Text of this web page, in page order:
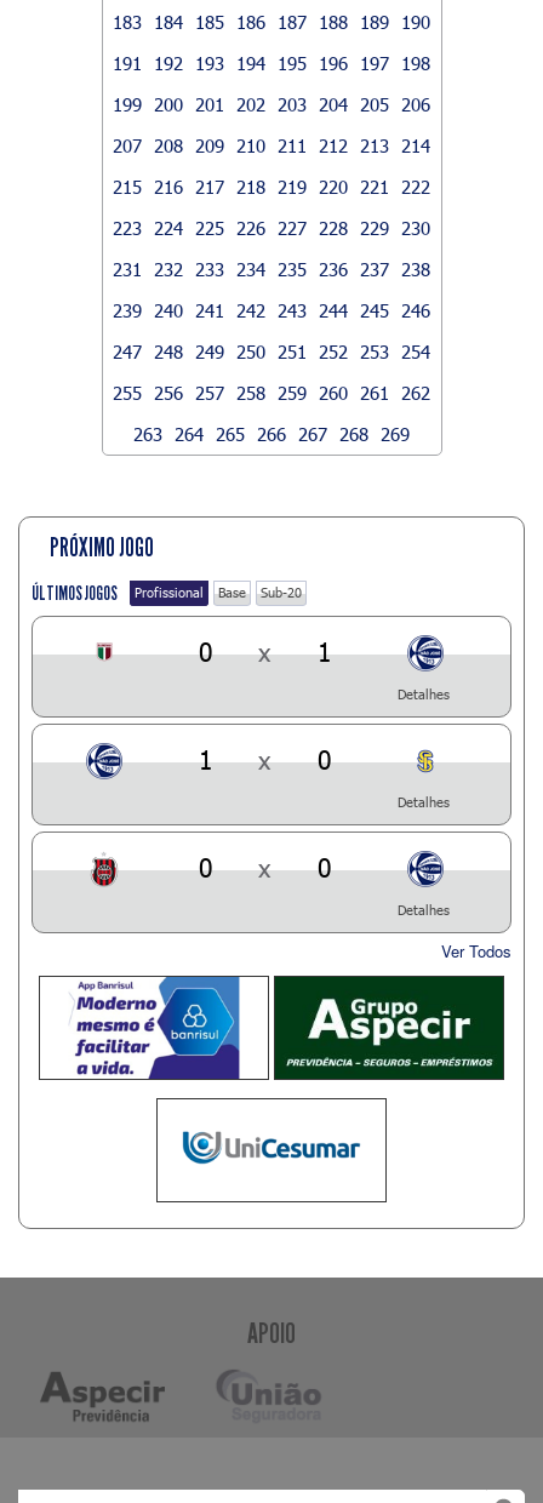
183
184 185 186 187 188 189
190
191
192 193 194 195 196 197
198
199
200 201 202 203 204 205
206
207
208 209 210 211 212 213
214
215
216 217 218 219 220 221
222
223
224 225 226 227 228 229
230
231
232 233 234 235 236 237
238
239
240 241 242 243 244 245
246
247
248 249 250 251 252 253
254
255
256 257 258 259 260 261
262
263
264 265 266 267 268 269
PRÓXIMO JOGO
ÚLTIMOS JOGOS Profissional Base Sub-20
0 x 1
Detalhes
1 x 0
Detalhes
0 x 0
Detalhes
Ver Todos
APOIO